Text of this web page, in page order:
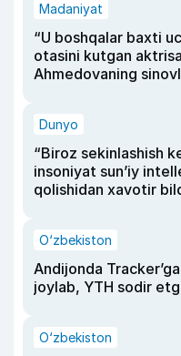
Madaniyat
“U boshqalar baxti
otasini kutgan
Ahmedovaning
Dunyo
“Biroz sekinlashish
insoniyat sun’iy
qolishidan xavotir
O‘zbekiston
Andijonda
joylab, YTH sodir
O‘zbekiston